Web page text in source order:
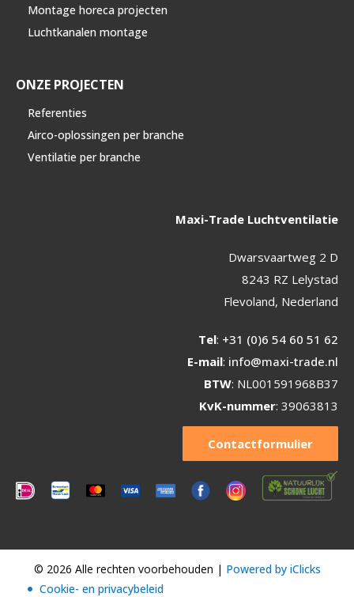
Montage horeca projecten
Luchtkanalen montage
ONZE PROJECTEN
Referenties
Airco-oplossingen per branche
Ventilatie per branche
Maxi-Trade Luchtventilatie
Dwarsvaartweg 2 D
8243 RZ Lelystad
Flevoland, Nederland
Tel: +31 (0)6 54 60 51 62
E-mail: info@maxi-trade.nl
BTW: NL001591968B37
KvK-nummer: 39063813
Contactformulier
© 2026 Alle rechten voorbehouden | Powered by iClicks
Cookie- en privacybeleid